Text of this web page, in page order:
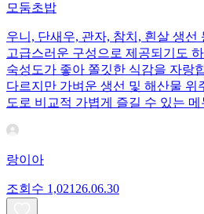
모둠초밥
우니, 단새우, 관자, 참치, 흰살 생선
고급스러운 구성으로 제공되기도
숙성도가 좋아 쫄깃한 식감을 자랑
다르지만 가벼운 생선 및 해산물 위
도로 비교적 가볍게 즐길 수 있는 메
랑이아
조회수 1,021 26.06.30